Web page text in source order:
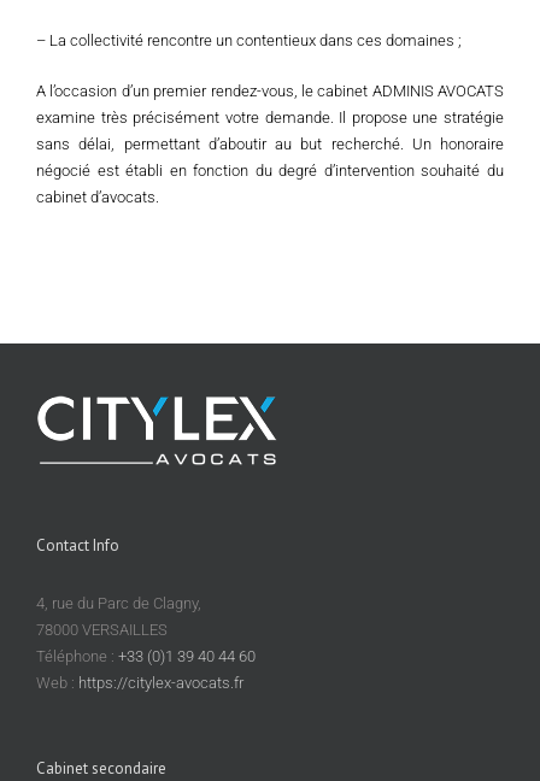
– La collectivité rencontre un contentieux dans ces domaines ;
A l’occasion d’un premier rendez-vous, le cabinet ADMINIS AVOCATS
examine très précisément votre demande. Il propose une stratégie
sans délai, permettant d’aboutir au but recherché. Un honoraire
négocié est établi en fonction du degré d’intervention souhaité du
cabinet d’avocats.
Contact Info
4, rue du Parc de Clagny,
78000 VERSAILLES
Téléphone : +33 (0)1 39 40 44 60
Web : https://citylex-avocats.fr
Cabinet secondaire